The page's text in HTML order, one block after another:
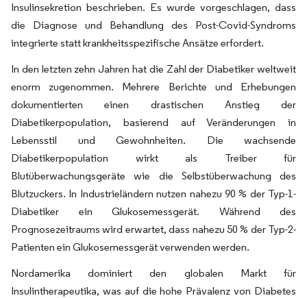
Insulinsekretion beschrieben. Es wurde vorgeschlagen, dass
die Diagnose und Behandlung des Post-Covid-Syndroms
integrierte statt krankheitsspezifische Ansätze erfordert.
In den letzten zehn Jahren hat die Zahl der Diabetiker weltweit
enorm zugenommen. Mehrere Berichte und Erhebungen
dokumentierten einen drastischen Anstieg der
Diabetikerpopulation, basierend auf Veränderungen in
Lebensstil und Gewohnheiten. Die wachsende
Diabetikerpopulation wirkt als Treiber für
Blutüberwachungsgeräte wie die Selbstüberwachung des
Blutzuckers. In Industrieländern nutzen nahezu 90 % der Typ-1-
Diabetiker ein Glukosemessgerät. Während des
Prognosezeitraums wird erwartet, dass nahezu 50 % der Typ-2-
Patienten ein Glukosemessgerät verwenden werden.
Nordamerika dominiert den globalen Markt für
Insulintherapeutika, was auf die hohe Prävalenz von Diabetes